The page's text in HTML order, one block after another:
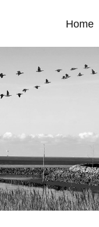
Home